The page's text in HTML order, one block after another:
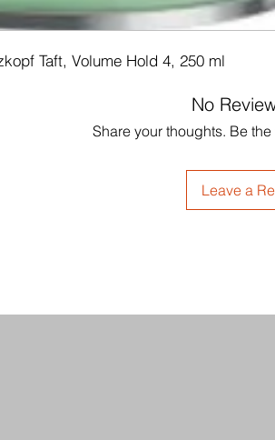
Taft, Volume Hold 4, 250 ml
No
Share your thoughts. Be
Leave a